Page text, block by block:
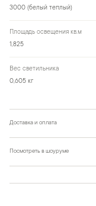
3000 (белый теплый)
Площадь освещения кв.м
1,825
Вес светильника
0,605 кг
Доставка и оплата
Посмотреть в шоуруме